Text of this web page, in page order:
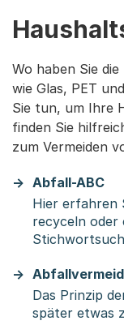
Wo haben Sie
wie Glas, PET
Sie tun, um Ihre
finden Sie
zum Vermeiden
Abfall-ABC
Hier erfahren
recyceln oder
Das Prinzip
später etwas